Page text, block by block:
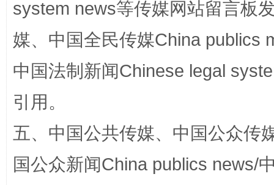
扯下公款旅游的“隐身衣” 如何以
system news等传媒网站留言板
媒、中国全民传媒China publics
中国法制新闻Chinese legal
引用。
五、中国公共传媒、中国公众传
国公众新闻China publics news/